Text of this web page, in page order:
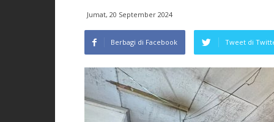
Jumat, 20 September 2024
Berbagi di Facebook Tweet di